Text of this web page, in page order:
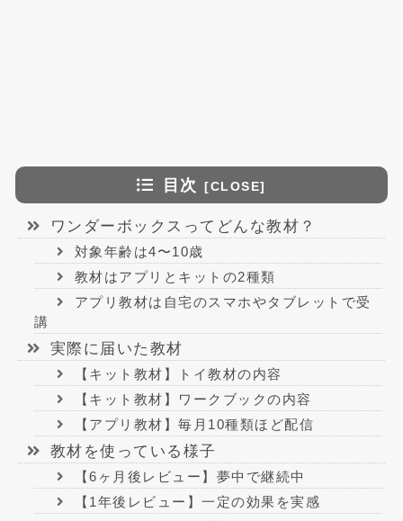
目次
ワンダーボックスってどんな教材？
対象年齢は4〜10歳
教材はアプリとキットの2種類
アプリ教材は自宅のスマホやタブレットで受
講
実際に届いた教材
【キット教材】トイ教材の内容
【キット教材】ワークブックの内容
【アプリ教材】毎月10種類ほど配信
教材を使っている様子
【6ヶ月後レビュー】夢中で継続中
【1年後レビュー】一定の効果を実感